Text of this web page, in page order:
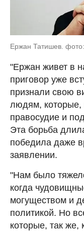
Ержан Татишев.
"Ержан живет в
приговор уже
признали свою
людям, которые,
правосудие и
Эта борьба
победила даже
заявлении.
"Нам было
когда
могуществом и
политикой. Но
которые, так же,